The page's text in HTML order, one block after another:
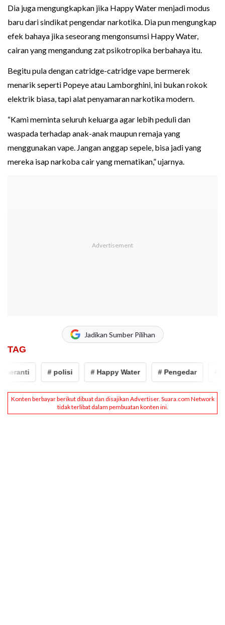
Dia juga mengungkapkan jika Happy Water menjadi modus
baru dari sindikat pengendar narkotika. Dia pun mengungkap
efek bahaya jika seseorang mengonsumsi Happy Water,
cairan yang mengandung zat psikotropika berbahaya itu.
Begitu pula dengan catridge-catridge vape bermerek
menarik seperti Popeye atau Lamborghini, ini bukan rokok
elektrik biasa, tapi alat penyamaran narkotika modern.
“Kami meminta seluruh keluarga agar lebih peduli dan
waspada terhadap anak-anak maupun remaja yang
menggunakan vape. Jangan anggap sepele, bisa jadi yang
mereka isap narkoba cair yang mematikan,” ujarnya.
Jadikan Sumber Pilihan
TAG
# polisi # Happy Water # Pengedar